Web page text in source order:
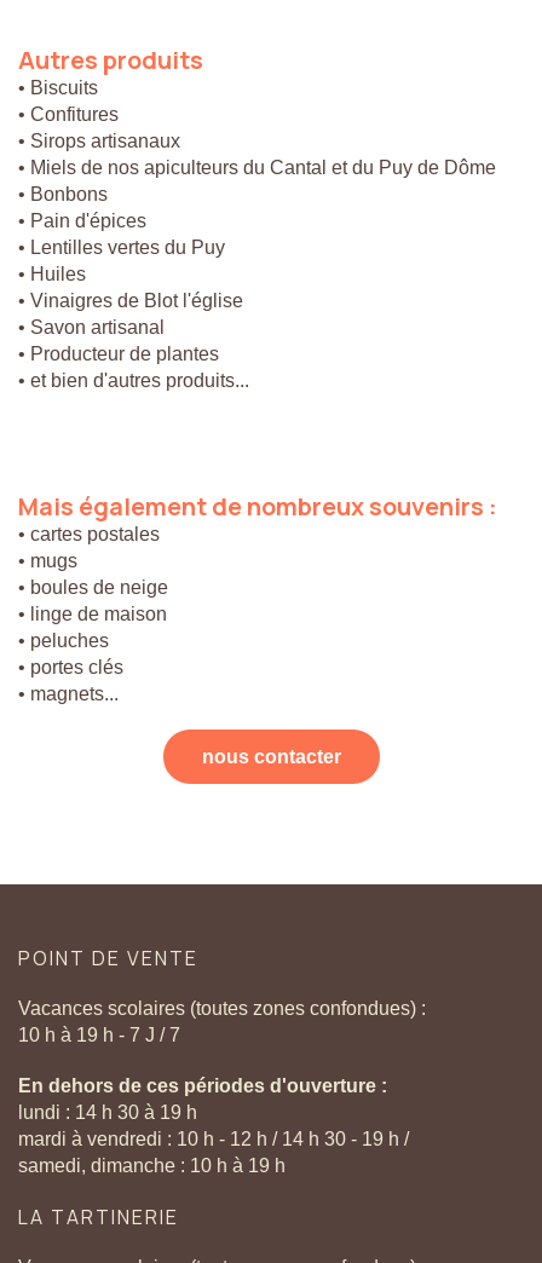
Autres produits
• Biscuits
• Confitures
• Sirops artisanaux
• Miels de nos apiculteurs du Cantal et du Puy de Dôme
• Bonbons
• Pain d'épices
• Lentilles vertes du Puy
• Huiles
• Vinaigres de Blot l'église
• Savon artisanal
• Producteur de plantes
• et bien d'autres produits...
Mais égalementdenombreuxsouvenirs :
• cartes postales
• mugs
• boules de neige
• linge de maison
• peluches
• portes clés
• magnets...
nous contacter
POINT DE VENTE
Vacances scolaires (toutes zones confondues) :
10 h à 19 h - 7 J / 7
En dehors de ces périodes d'ouverture :
lundi : 14 h 30 à 19 h
mardi à vendredi : 10 h - 12 h / 14 h 30 - 19 h /
samedi, dimanche : 10 h à 19 h
LA TARTINERIE